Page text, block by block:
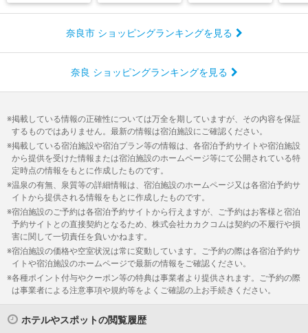
奈良市 ショッピングランキングを見る
奈良 ショッピングランキングを見る
掲載している情報の正確性については万全を期していますが、その内容を保証
するものではありません。最新の情報は宿泊施設にご確認ください。
掲載している宿泊施設や宿泊プラン等の情報は、各宿泊予約サイトや宿泊施設
から提供を受けた情報または宿泊施設のホームページ等にて公開されている特
定時点の情報をもとに作成したものです。
温泉の有無、泉質等の詳細情報は、宿泊施設のホームページ又は各宿泊予約サ
イトから提供される情報をもとに作成したものです。
宿泊施設のご予約は各宿泊予約サイトから行えますが、ご予約はお客様と宿泊
予約サイトとの直接契約となるため、株式会社カカクコムは契約の不履行や損
害に関して一切責任を負いかねます。
宿泊施設の価格や空室状況は常に変動しています。ご予約の際は各宿泊予約サ
イトや宿泊施設のホームページで最新の情報をご確認ください。
各種ポイント付与やクーポン等の特典は事業者より提供されます。ご予約の際
は事業者による注意事項や規約等をよくご確認の上お手続きください。
ホテルやスポットの閲覧履歴